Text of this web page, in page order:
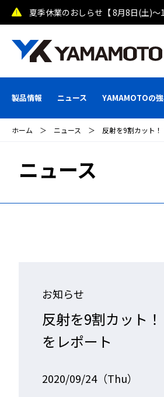
夏季休業のおしらせ【 8月8日(土)～
製品情報 ニュース YAMAMOTOの
ホーム ＞ ニュース ＞ 反射を9割カット
ニュース
お知らせ
反射を9割カット
をレポート
2020/09/24（Thu）